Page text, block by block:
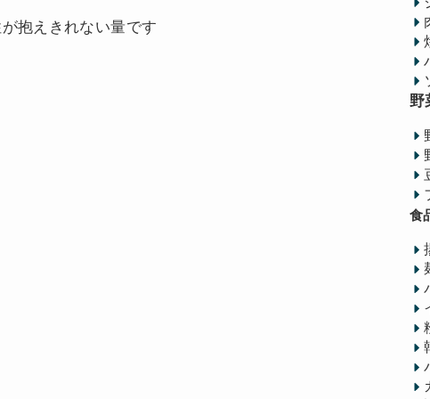
抱えきれない量です
野
食